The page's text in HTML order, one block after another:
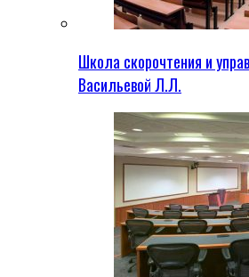
Школа скорочтения и
Васильевой Л.Л.